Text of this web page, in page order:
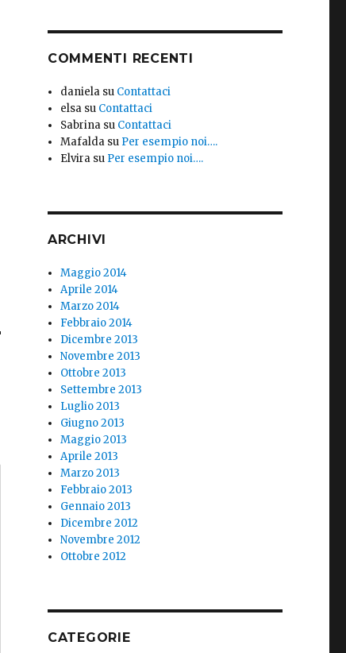
COMMENTI RECENTI
daniela su Contattaci
elsa su Contattaci
Sabrina su Contattaci
Mafalda su Per esempio noi….
Elvira su Per esempio noi….
ARCHIVI
Maggio 2014
Aprile 2014
Marzo 2014
Febbraio 2014
Dicembre 2013
Novembre 2013
Ottobre 2013
Settembre 2013
Luglio 2013
Giugno 2013
Maggio 2013
Aprile 2013
Marzo 2013
Febbraio 2013
Gennaio 2013
Dicembre 2012
Novembre 2012
Ottobre 2012
CATEGORIE